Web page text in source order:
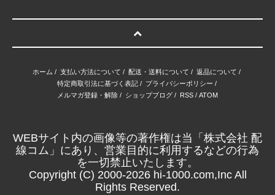
ホーム / 支払い方法について / 配送・送料について / 返品について /
特定商取引法に基づく表記/ プライバシーポリシー /
メルマガ登録・解除 / ショップブログ / RSS / ATOM
WEBサイト内の画像等の著作権は当「株式会社 配
線コム」にあり、営業目的に利用するなどの行為
を一切禁止いたします。
Copyright (C) 2000-2026 hi-1000.com,Inc All
Rights Reserved.